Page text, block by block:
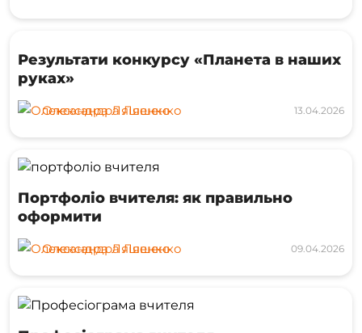
Результати конкурсу «Планета в наших
руках»
Олександра Ляшенко 13.04.2026
Портфоліо вчителя: як правильно
оформити
Олександра Ляшенко 09.04.2026